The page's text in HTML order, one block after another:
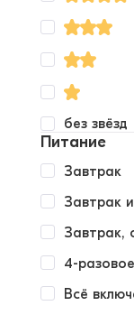
без звёзд
Питание
Завтрак
Завтрак
Завтрак,
4-
Всё